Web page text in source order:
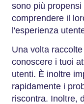
sono più
comprendere il
l'esperienza
Una volta
conoscere i tuoi
utenti. È inoltre
rapidamente i
riscontra. Inoltre,